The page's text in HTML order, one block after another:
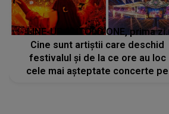
LINE-UP UNTOLD ONE, prima zi.
Cine sunt artiștii care deschid
festivalul și de la ce ore au loc
cele mai așteptate concerte pe